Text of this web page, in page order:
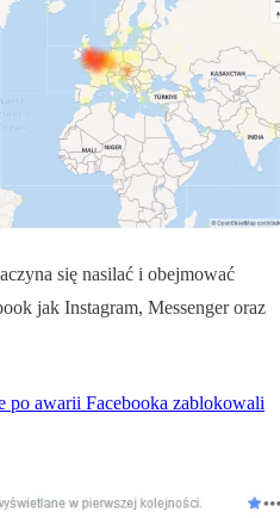
się nasilać i obejmować
jak Instagram, Messenger oraz
po awarii Facebooka zablokowali